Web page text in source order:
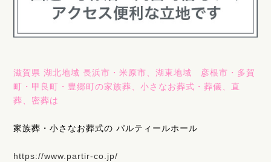
滋賀県 湖北地域 長浜市・米原市、湖東地域 彦根市・多賀
町・甲良町・豊郷町の家族葬、小さなお葬式・葬儀、直
葬、密葬は
家族葬・小さなお葬式の パルティールホール
https://www.partir-co.jp/